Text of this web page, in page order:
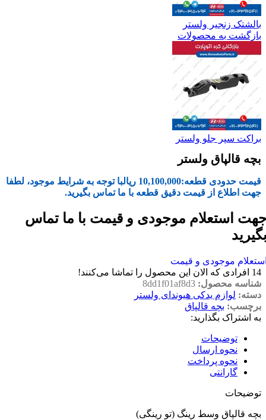
بالشتک زنجیر ولستر
بازگشت به محصولات
براکت سپر جلو ولستر
بچه قالپاق ولستر
قیمت حدودی قطعه:10,100,000 ریالبا توجه به شرایط موجود، لطفا
جهت اطلاع از قیمت دقیق قطعه با ما تماس بگیرید.
استعلام موجودی و قیمت با ما تماس
موجودی و قیمت
14 افرادی که الان این محصول را تماشا می‌کنند!
شناسه محصول: 8dd1f01af8d3
دسته: لوازم یدکی هیوندای ولستر
برچسب: بچه قالپاق
به اشتراک بگذارید:
توضیحات
نحوه ارسال
نحوه پرداخت
گارانتی
توضیحات
بچه قالپاق وسط رینگ (تو رینگی)